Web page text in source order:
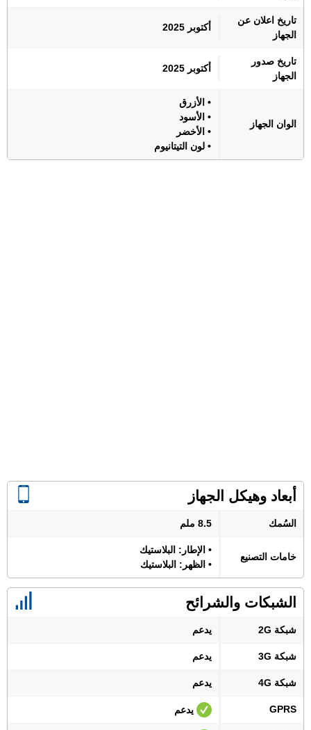
تاريخ اعلان عن
الجهاز
أكتوبر 2025
تاريخ صدور
الجهاز
أكتوبر 2025
الوان الجهاز
• الأزرق
• الأسود
• الأخضر
• لون التيتانيوم
أبعاد وهيكل الجهاز
السُمك 8.5 ملم
خامات التصنيع
• الإطار: البلاستيك
• الظهر: البلاستيك
الشبكات والشرائح
شبكة 2G يدعم
شبكة 3G يدعم
شبكة 4G يدعم
GPRS يدعم